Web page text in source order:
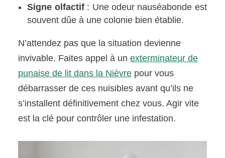
Signe olfactif: Une odeur nauséabonde est
souvent dûe à une colonie bien établie.
N’attendez pas que la situation devienne
invivable. Faites appel à unexterminateur de
punaise de lit dans la Nièvre pour vous
débarrasser de ces nuisibles avant qu’ils ne
s’installent définitivement chez vous. Agir vite
est la clé pour contrôler une infestation.